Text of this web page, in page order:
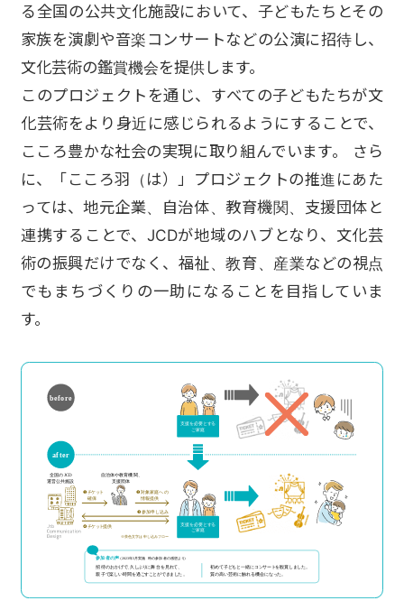
る全国の公共文化施設において、子どもたちとその
家族を演劇や音楽コンサートなどの公演に招待し、
文化芸術の鑑賞機会を提供します。
このプロジェクトを通じ、すべての子どもたちが文
化芸術をより身近に感じられるようにすることで、
こころ豊かな社会の実現に取り組んでいます。 さら
に、「こころ羽（は）」プロジェクトの推進にあた
っては、地元企業、自治体、教育機関、支援団体と
連携することで、JCDが地域のハブとなり、文化芸
術の振興だけでなく、福祉、教育、産業などの視点
でもまちづくりの一助になることを目指していま
す。